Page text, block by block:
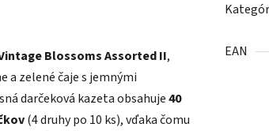
Blossoms Assorted II,
a zelené čaje s jemnými
darčeková kazeta obsahuje40
(4 druhy po 10 ks), vďaka čomu
EAN